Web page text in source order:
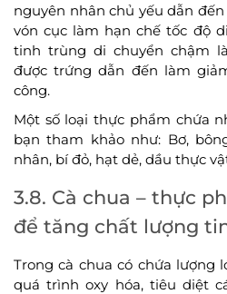
nguyên nhân chủ yếu dẫn
vón cục làm hạn chế tốc độ
tinh trùng di chuyển chậm
được trứng dẫn đến làm
công.
Một số loại thực phẩm chứa
bạn tham khảo như: Bơ,
nhân, bí đỏ, hạt dẻ, dầu thực
3.8. Cà chua – thực
để tăng chất lượng
Trong cà chua có chứa lượng
quá trình oxy hóa, tiêu diệt